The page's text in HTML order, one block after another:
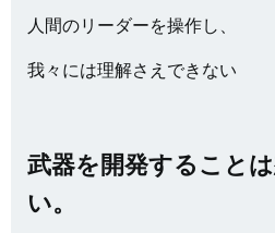
人間のリーダーを操作し、
我々には理解さえできない
武器を開発すること
い。